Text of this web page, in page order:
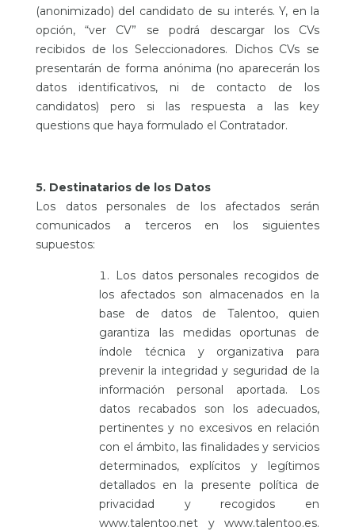
(anonimizado) del candidato de su interés. Y, en la
opción, “ver CV” se podrá descargar los CVs
recibidos de los Seleccionadores. Dichos CVs se
presentarán de forma anónima (no aparecerán los
datos identificativos, ni de contacto de los
candidatos) pero si las respuesta a las key
questions que haya formulado el Contratador.
5. Destinatarios de los Datos
Los datos personales de los afectados serán
comunicados a terceros en los siguientes
supuestos:
Los datos personales recogidos de
los afectados son almacenados en la
base de datos de Talentoo, quien
garantiza las medidas oportunas de
índole técnica y organizativa para
prevenir la integridad y seguridad de la
información personal aportada. Los
datos recabados son los adecuados,
pertinentes y no excesivos en relación
con el ámbito, las finalidades y servicios
determinados, explícitos y legítimos
detallados en la presente política de
privacidad y recogidos en
www.talentoo.net y www.talentoo.es.